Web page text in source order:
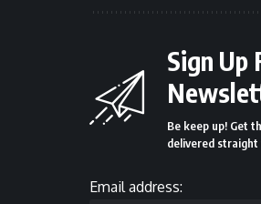
Sign Up
Be keep up! Get
delivered straight
Email address: